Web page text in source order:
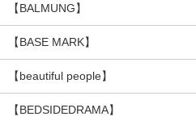
【BALMUNG】
【BASE MARK】
【beautiful people】
【BEDSIDEDRAMA】